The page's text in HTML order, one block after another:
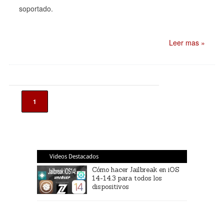
soportado.
Leer mas »
1
Videos Destacados
Cómo hacer Jailbreak en iOS
14-14.3 para todos los
dispositivos